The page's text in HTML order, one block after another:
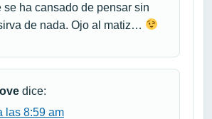
se ha cansado de pensar sin
de nada. Ojo al matiz…
dice:
las 8:59 am